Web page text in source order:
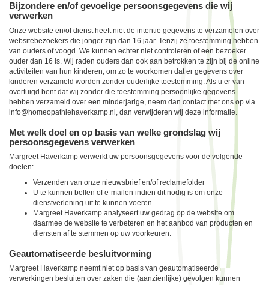
Bijzondere en/of gevoelige persoonsgegevens die wij
verwerken
Onze website en/of dienst heeft niet de intentie gegevens te verzamelen over
websitebezoekers die jonger zijn dan 16 jaar. Tenzij ze toestemming hebben
van ouders of voogd. We kunnen echter niet controleren of een bezoeker
ouder dan 16 is. Wij raden ouders dan ook aan betrokken te zijn bij de online
activiteiten van hun kinderen, om zo te voorkomen dat er gegevens over
kinderen verzameld worden zonder ouderlijke toestemming. Als u er van
overtuigd bent dat wij zonder die toestemming persoonlijke gegevens
hebben verzameld over een minderjarige, neem dan contact met ons op via
info@homeopathiehaverkamp.nl, dan verwijderen wij deze informatie.
Met welk doel en op basis van welke grondslag wij
persoonsgegevens verwerken
Margreet Haverkamp verwerkt uw persoonsgegevens voor de volgende
doelen:
Verzenden van onze nieuwsbrief en/of reclamefolder
U te kunnen bellen of e-mailen indien dit nodig is om onze
dienstverlening uit te kunnen voeren
Margreet Haverkamp analyseert uw gedrag op de website om
daarmee de website te verbeteren en het aanbod van producten en
diensten af te stemmen op uw voorkeuren.
Geautomatiseerde besluitvorming
Margreet Haverkamp neemt niet op basis van geautomatiseerde
verwerkingen besluiten over zaken die (aanzienlijke) gevolgen kunnen